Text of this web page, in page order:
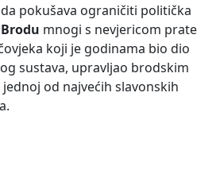
pokušava ograničiti politička
mnogi s nevjericom prate
koji je godinama bio dio
sustava, upravljao brodskim
od najvećih slavonskih